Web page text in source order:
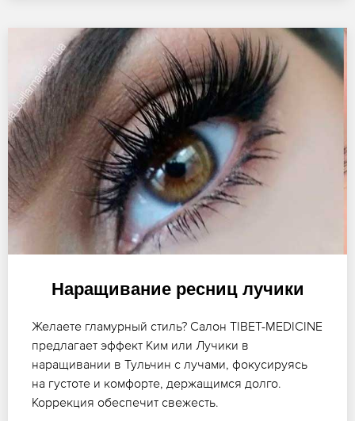
Наращивание ресниц лучики
Желаете гламурный стиль? Салон TIBET-MEDICINE
предлагает эффект Ким или Лучики в
наращивании в Тульчин с лучами, фокусируясь
на густоте и комфорте, держащимся долго.
Коррекция обеспечит свежесть.